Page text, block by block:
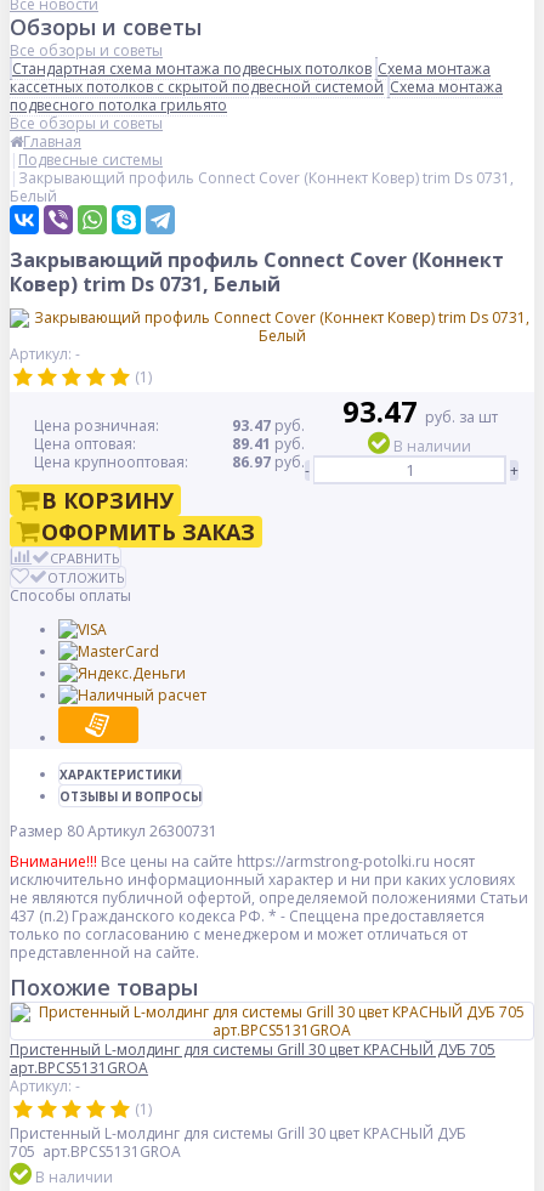
Все новости
Обзоры и советы
Все обзоры и советы
Стандартная схема монтажа подвесных потолков Схема монтажа
кассетных потолков с скрытой подвесной системой Схема монтажа
подвесного потолка грильято
Все обзоры и советы
Главная
Подвесные системы
Закрывающий профиль Connect Cover (Коннект Ковер) trim Ds 0731,
Белый
Закрывающий профиль Connect Cover (Коннект
Ковер) trim Ds 0731, Белый
Артикул: -
(1)
Цена розничная: 93.47 руб.
Цена оптовая:
89.41 руб.
Цена крупнооптовая:
86.97 руб.
93.47 руб. за шт
В наличии
-
+
В КОРЗИНУ
ОФОРМИТЬ ЗАКАЗ
СРАВНИТЬ
ОТЛОЖИТЬ
Способы оплаты
ХАРАКТЕРИСТИКИ
ОТЗЫВЫ И ВОПРОСЫ
Размер 80Артикул 26300731
Внимание!!! Все цены на сайте https://armstrong-potolki.ru носят
исключительно информационный характер и ни при каких условиях
не являются публичной офертой, определяемой положениями Статьи
437 (п.2) Гражданского кодекса РФ. * - Спеццена предоставляется
только по согласованию с менеджером и может отличаться от
представленной на сайте.
Похожие товары
Пристенный L-молдинг для системы Grill 30 цвет КРАСНЫЙ ДУБ 705
арт.BPCS5131GROA
Артикул: -
(1)
Пристенный L-молдинг для системы Grill 30 цвет КРАСНЫЙ ДУБ
705 арт.BPCS5131GROA
В наличии